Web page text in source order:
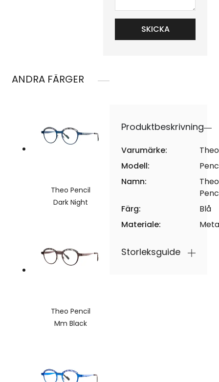
ANDRA FÄRGER
Theo Pencil
Dark Night
Theo Pencil
Mm Black
Produktbeskrivning
Varumärke:
Theo
Modell:
Namn:
Theo
Färg:
Blå
Materiale:
Storleksguide